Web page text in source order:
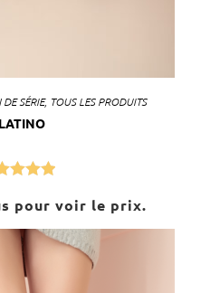
DE SÉRIE, TOUS LES PRODUITS
5
pour voir le prix.